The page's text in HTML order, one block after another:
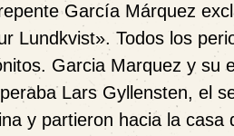
García Márquez
Lundkvist». Todos los
Garcia Marquez y su
Lars Gyllensten, el
y partieron hacia la